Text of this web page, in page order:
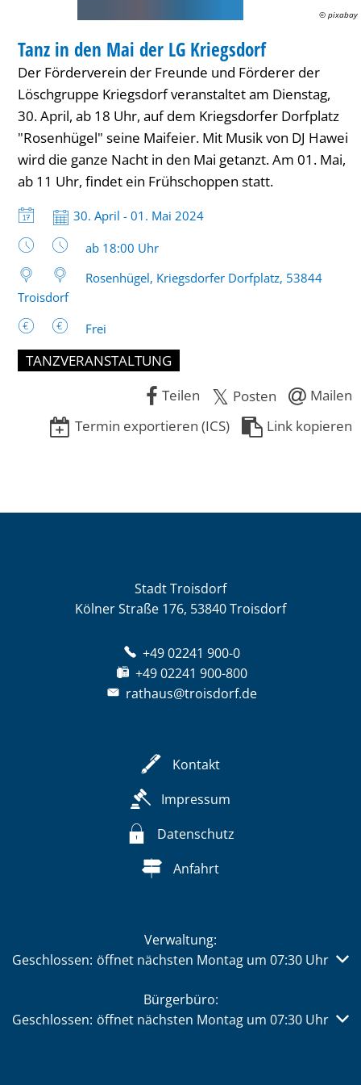
Kriegsdorf
© pixabay
KATEGORIE: VOLKSFEST
Tanz in den Mai der LG Kriegsdorf
Der Förderverein der Freunde und Förderer der
Löschgruppe Kriegsdorf veranstaltet am Dienstag,
30. April, ab 18 Uhr, auf dem Kriegsdorfer Dorfplatz
"Rosenhügel" seine Maifeier. Mit Musik von DJ Hawei
wird die ganze Nacht in den Mai getanzt. Am 01. Mai,
ab 11 Uhr, findet ein Frühschoppen statt.
Datum:
30. April - 01. Mai 2024
Uhrzeit:
ab 18:00 Uhr
Rosenhügel, Kriegsdorfer Dorfplatz, 53844
Troisdorf
Frei
TANZVERANSTALTUNG
Teilen
Posten
Mailen
Termin exportieren (ICS)
Link kopieren
Stadt Troisdorf
Kölner Straße 176, 53840 Troisdorf
+49 02241 900-0
+49 02241 900-800
rathaus@troisdorf.de
Kontakt
Impressum
Datenschutz
Anfahrt
Verwaltung:
Klicken, um weitere Öffnungs- oder Schließzeiten
Geschlossen: öffnet nächsten Montag um 07:30 Uhr
Bürgerbüro:
Klicken, um weitere Öffnungs- oder Schließzeiten
Geschlossen: öffnet nächsten Montag um 07:30 Uhr